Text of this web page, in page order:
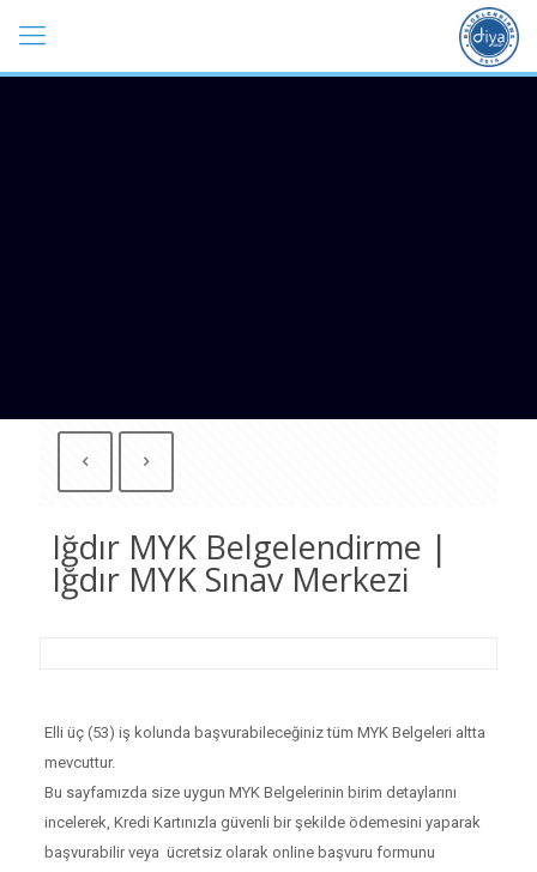
Iğdır MYK Belgelendirme |
Iğdır MYK Sınav Merkezi
Elli üç (53) iş kolunda başvurabileceğiniz tüm MYK Belgeleri altta
mevcuttur.
Bu sayfamızda size uygun MYK Belgelerinin birim detaylarını
incelerek, Kredi Kartınızla güvenli bir şekilde ödemesini yaparak
başvurabilir veya ücretsiz olarak online başvuru formunu